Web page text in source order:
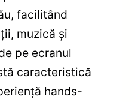
facilitând
muzică și
pe ecranul
caracteristică
hands-